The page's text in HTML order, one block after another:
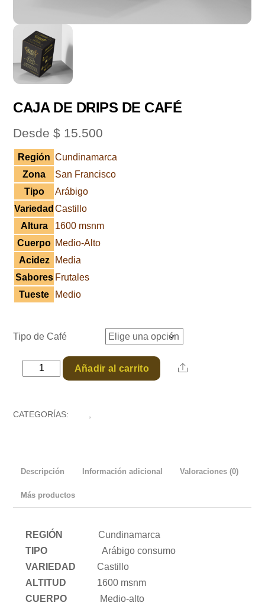
CAJA DE DRIPS DE CAFÉ
Desde$ 15.500
Región Cundinamarca
Zona
San Francisco
Tipo
Arábigo
Variedad Castillo
Altura
1600 msnm
Cuerpo Medio-Alto
Acidez
Media
Sabores Frutales
Tueste
Medio
Tipo de Café
de
Añadir al carrito Share
CATEGORÍAS:
Descripción Información adicional Valoraciones (0)
Más productos
REGIÓN
Cundinamarca
TIPOArábigo consumo
VARIEDAD Castillo
ALTITUD 1600 msnm
CUERPOMedio-alto